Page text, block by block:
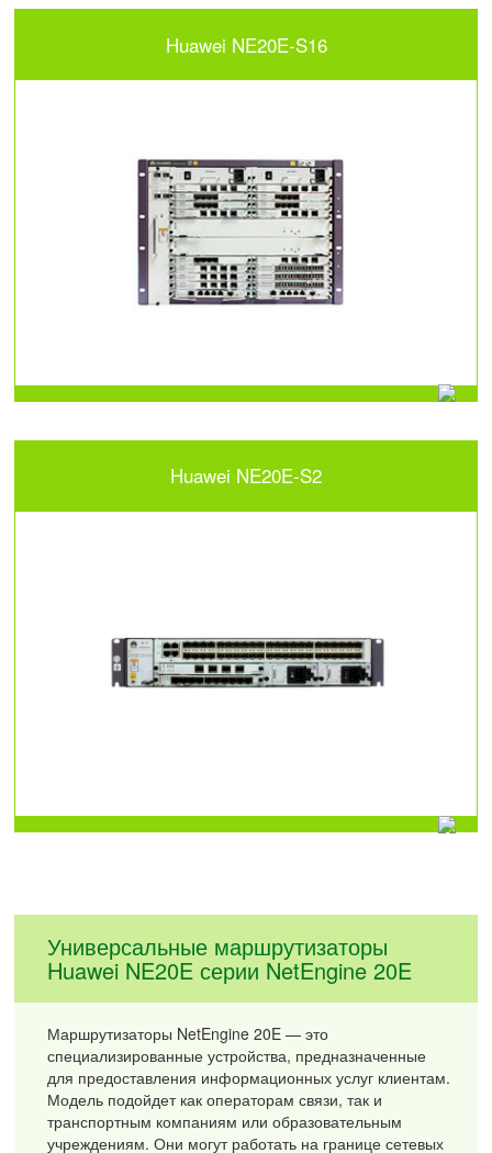
Huawei NE20E-S16
Huawei NE20E-S2
Универсальные маршрутизаторы
Huawei NE20E серии NetEngine 20E
Маршрутизаторы NetEngine 20E — это
специализированные устройства, предназначенные
для предоставления информационных услуг клиентам.
Модель подойдет как операторам связи, так и
транспортным компаниям или образовательным
учреждениям. Они могут работать на границе сетевых